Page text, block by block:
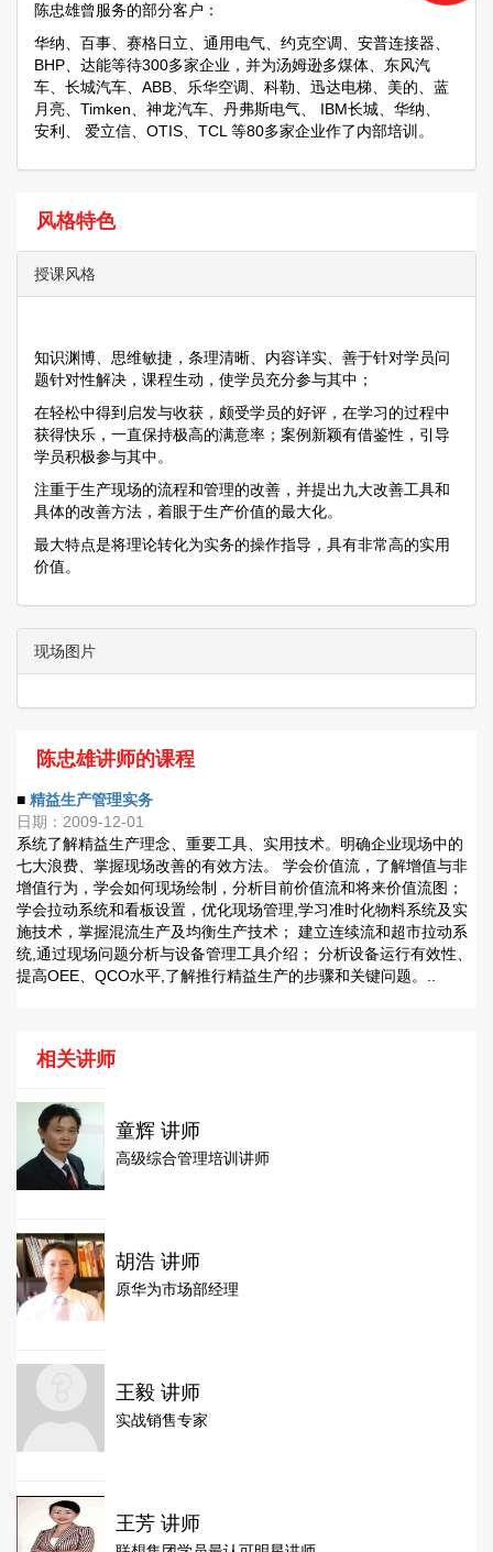
陈忠雄曾服务的部分客户：
华纳、百事、赛格日立、通用电气、约克空调、安普连接器、
BHP、达能等待300多家企业，并为汤姆逊多煤体、东风汽
车、长城汽车、ABB、乐华空调、科勒、迅达电梯、美的、蓝
月亮、Timken、神龙汽车、丹弗斯电气、 IBM长城、华纳、
安利、 爱立信、OTIS、TCL 等80多家企业作了内部培训。
风格特色
授课风格
知识渊博、思维敏捷，条理清晰、内容详实、善于针对学员问
题针对性解决，课程生动，使学员充分参与其中；
在轻松中得到启发与收获，颇受学员的好评，在学习的过程中
获得快乐，一直保持极高的满意率；案例新颖有借鉴性，引导
学员积极参与其中。
注重于生产现场的流程和管理的改善，并提出九大改善工具和
具体的改善方法，着眼于生产价值的最大化。
最大特点是将理论转化为实务的操作指导，具有非常高的实用
价值。
现场图片
陈忠雄讲师的课程
■ 精益生产管理实务
日期：2009-12-01
系统了解精益生产理念、重要工具、实用技术。明确企业现场中的
七大浪费、掌握现场改善的有效方法。 学会价值流，了解增值与非
增值行为，学会如何现场绘制，分析目前价值流和将来价值流图；
学会拉动系统和看板设置，优化现场管理,学习准时化物料系统及实
施技术，掌握混流生产及均衡生产技术； 建立连续流和超市拉动系
统,通过现场问题分析与设备管理工具介绍； 分析设备运行有效性、
提高OEE、QCO水平,了解推行精益生产的步骤和关键问题。..
相关讲师
童辉 讲师
高级综合管理培训讲师
胡浩 讲师
原华为市场部经理
王毅 讲师
实战销售专家
王芳 讲师